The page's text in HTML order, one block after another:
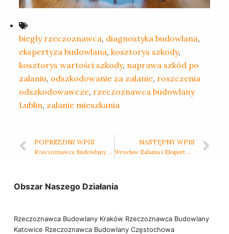
biegły rzeczoznawca, diagnostyka budowlana,
ekspertyza budowlana, kosztorys szkody,
kosztorys wartości szkody, naprawa szkód po
zalaniu, odszkodowanie za zalanie, roszczenia
odszkodowawcze, rzeczoznawca budowlany
Lublin, zalanie mieszkania
POPRZEDNI WPIS
Rzeczoznawca Budowlany Ekspertyzy Gdańsk
NASTĘPNY WPIS
Wrocław Zalania i Ekspert Budowlany
Obszar Naszego Działania
Rzeczoznawca Budowlany Kraków Rzeczoznawca Budowlany
Katowice Rzeczoznawca Budowlany Częstochowa